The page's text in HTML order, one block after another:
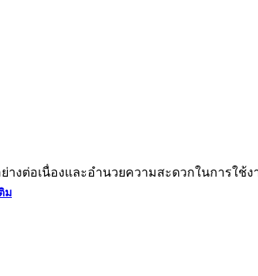
งต่อเนื่องและอำนวยความสะดวกในการใช้
ม